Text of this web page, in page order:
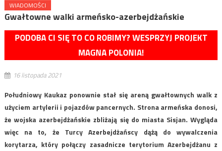
WIADOMOŚCI
Gwałtowne walki armeńsko-azerbejdżańskie
PODOBA CI SIĘ TO CO ROBIMY? WESPRZYJ PROJEKT
MAGNA POLONIA!
16 listopada 2021
Południowy Kaukaz ponownie stał się areną gwałtownych walk z
użyciem artylerii i pojazdów pancernych. Strona armeńska donosi,
że wojska azerbejdżańskie zbliżają się do miasta Sisjan. Wygląda
więc na to, że Turcy Azerbejdżańscy dążą do wywalczenia
korytarza, który połączy zasadnicze terytorium Azerbejdżanu z